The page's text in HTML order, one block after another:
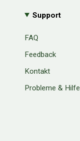
Support
FAQ
Feedback
Kontakt
Probleme & Hilfe